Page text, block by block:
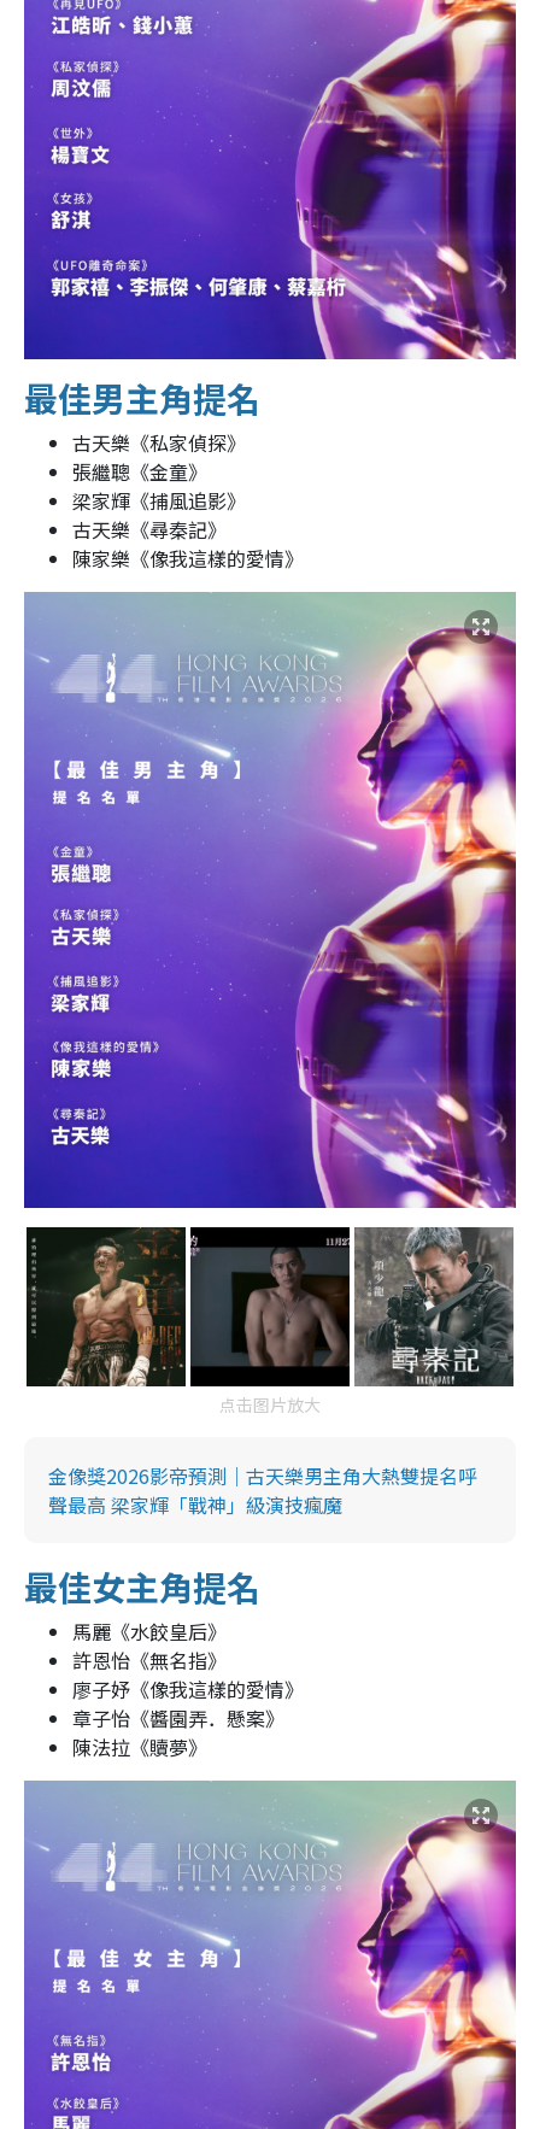
最佳男主角提名
古天樂《私家偵探》
張繼聰《金童》
梁家輝《捕風追影》
古天樂《尋秦記》
陳家樂《像我這樣的愛情》
点击图片放大
金像獎2026影帝預測｜古天樂男主角大熱雙提名呼
聲最高 梁家輝「戰神」級演技瘋魔
最佳女主角提名
馬麗《水餃皇后》
許恩怡《無名指》
廖子妤《像我這樣的愛情》
章子怡《醬園弄．懸案》
陳法拉《贖夢》